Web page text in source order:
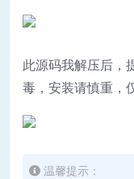
此源码我解压后，
毒，安装请慎重，
温馨提示：